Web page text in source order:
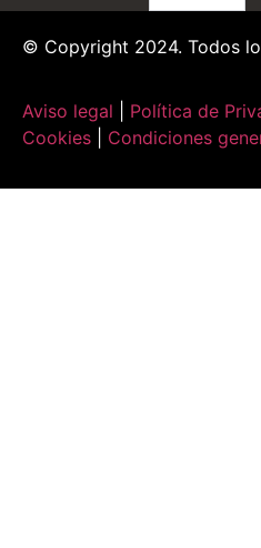
© Copyright 2024. Todos
Aviso legal Política de
Cookies
Condiciones